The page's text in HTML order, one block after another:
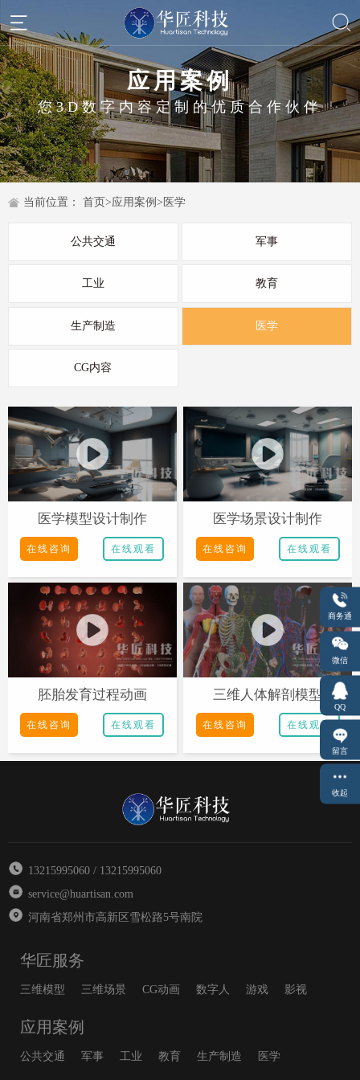
应用案例
您3D数字内容定制的优质合作伙伴
当前位置： 首页>应用案例 > 医学
公共交通 军事
工业 教育
生产制造 医学
CG内容
医学模型设计制作
在线咨询 在线观看
医学场景设计制作
在线咨询 在线观看
胚胎发育过程动画
在线咨询 在线观看
三维人体解剖模型
在线咨询 在线观看
13215995060 / 13215995060
service@huartisan.com
河南省郑州市高新区雪松路5号南院
华匠服务
三维模型 三维场景 CG动画 数字人 游戏 影视
应用案例
公共交通 军事 工业 教育 生产制造 医学
商务通
微信
QQ
留言
收起